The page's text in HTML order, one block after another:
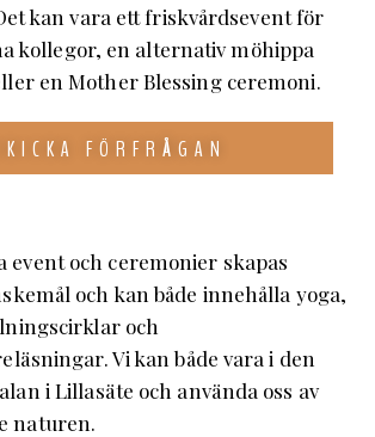
kan vara ett friskvårdsevent för
kollegor, en alternativ möhippa
en Mother Blessing ceremoni.
FÖRFRÅGAN
event och ceremonier skapas
och kan både innehålla yoga,
och
Vi kan både vara i den
i Lillasäte och använda oss av
naturen.